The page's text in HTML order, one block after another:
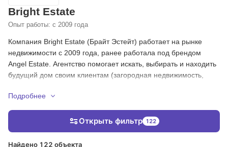
Bright Estate
Опыт работы: с 2009 года
Компания Bright Estate (Брайт Эстейт) работает на рынке
недвижимости с 2009 года, ранее работала под брендом
Angel Estate. Агентство помогает искать, выбирать и находить
будущий дом своим клиентам (загородная недвижимость,
сфере недвижимости.
Основная задача компании Bright Estate - обеспечение
максимального уровня комфорта для своих клиентов.
Подробнее
Найдено 122 объекта
Открыть фильтр 122